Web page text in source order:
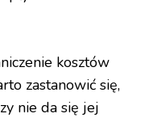
kosztów
zastanowić się,
nie da się jej